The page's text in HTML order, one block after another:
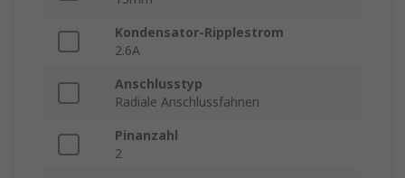
Kondensator-Ripplestrom
2.6A
Anschlusstyp
Radiale Anschlussfahnen
Pinanzahl
2